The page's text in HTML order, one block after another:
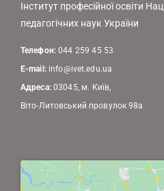
Інститут професійної освіти
педагогічних наук України
Телефон:044 259 45 53
E-mail: info@ivet.edu.ua
Адреса:03045, м. Київ,
Віто-Литовський провулок 98а